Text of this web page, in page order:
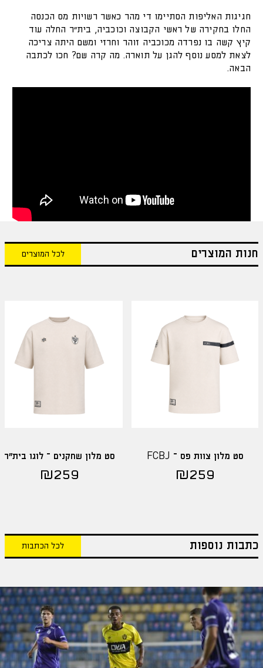
חגיגות האליפות הסתיימו די מהר כאשר רשויות מס הכנסה
החלו בחקירה של ראשי הקבוצה וכוכביה, בית"ר החלה עוד
קיץ קשה בו נפרדה מכוכביה זוהר וחרזי ומשם היתה צריכה
לצאת למסע נוסף להגן על תוארה. מה קרה שם? חכו לכתבה
הבאה.
חנות המוצרים לכל המוצרים
סט מלון צוות פס – FCBJ
₪259
סט מלון שחקנים – לוגו בית"ר
₪259
כתבות נוספות לכל הכתבות